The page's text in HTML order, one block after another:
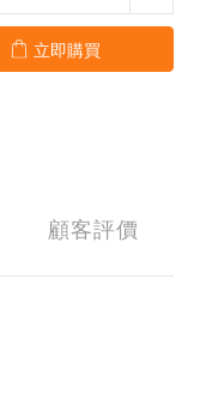
立即購買
顧客評價